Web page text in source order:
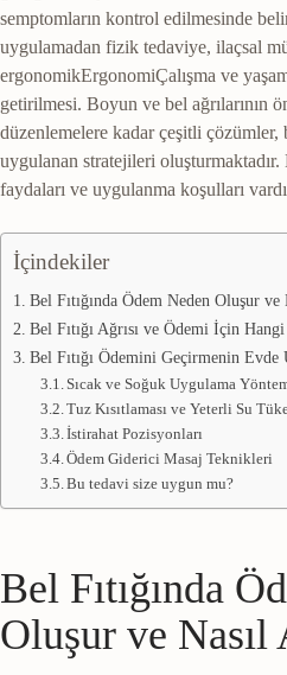
semptomların kontrol edilmesinde
uygulamadan fizik tedaviye, ilaçsal
ergonomikErgonomiÇalışma ve
getirilmesi. Boyun ve bel ağrılarının
düzenlemelere kadar çeşitli çözümler,
uygulanan stratejileri
faydaları ve uygulanma koşulları
İçindekiler
Bel Fıtığında Ödem Neden Oluşur ve
Bel Fıtığı Ağrısı ve Ödemi İçin
Bel Fıtığı Ödemini Geçirmenin Evde
Sıcak ve Soğuk Uygulama
Tuz Kısıtlaması ve Yeterli Su
İstirahat Pozisyonları
Ödem Giderici Masaj Teknikleri
Bu tedavi size uygun mu?
Bel Fıtığında
Oluşur ve Nasıl